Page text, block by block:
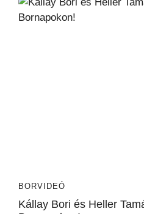
BORVIDEÓ
Kállay Bori és Heller